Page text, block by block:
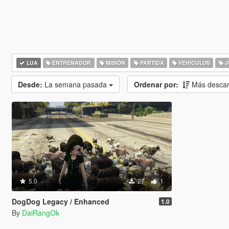
LUA ENTRENADOR MISIÓN PARTIDA VEHÍCULOS
Desde: La semana pasada Ordenar por: Más
5.0 27 1
DogDog Legacy / Enhanced 1.0
By DaiRangOk